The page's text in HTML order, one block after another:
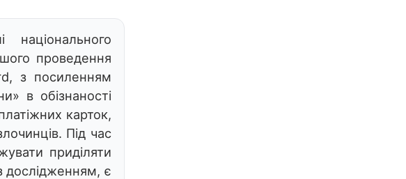
національного
проведення
з посиленням
в обізнаності
карток,
Під час
приділяти
дослідженням, є